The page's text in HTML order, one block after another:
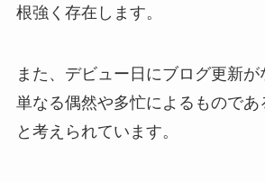
根強く存在します。
また、デビュー日にブログ更新が
単なる偶然や多忙によるものであ
と考えられています。